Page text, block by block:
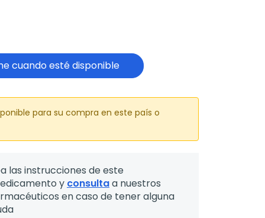
cuando esté disponible
para su compra en este país o
las instrucciones de este
y consultaa nuestros
en caso de tener alguna